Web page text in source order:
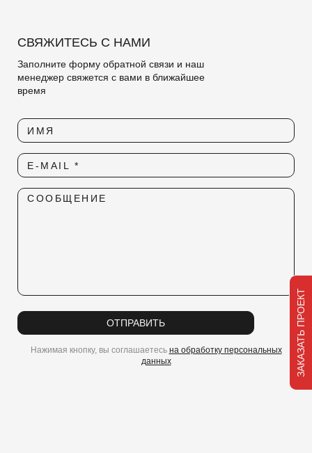
Разработка продуманных планировочных решений, на
основе ТЗ Заказчика и с соблюдением норм
Разработка технических заданий на изготовление
декоративных отделочных изделий;
Разработка ведомостей отделочных материалов;
Создание подробных спецификаций с основными
чистовыми позициями по согласованным 3д
визуализациям
СВЯЖИТЕСЬ С НАМИ
Заполните форму обратной связи и наш
менеджер свяжется с вами в ближайшее
время
ИМЯ
СООБЩЕНИЕ
E-MAIL *
ОТПРАВИТЬ
Нажимая кнопку, вы соглашаетесь на обработку персональных
данных
ЗАКАЗАТЬ ПРОЕКТ